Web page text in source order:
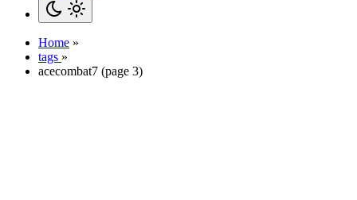
Home »
tags »
acecombat7 (page 3)